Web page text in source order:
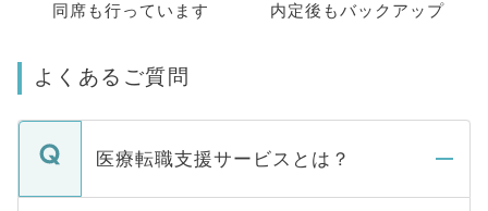
同席も行っています
内定後もバックアップ
よくあるご質問
医療転職支援サービスとは？